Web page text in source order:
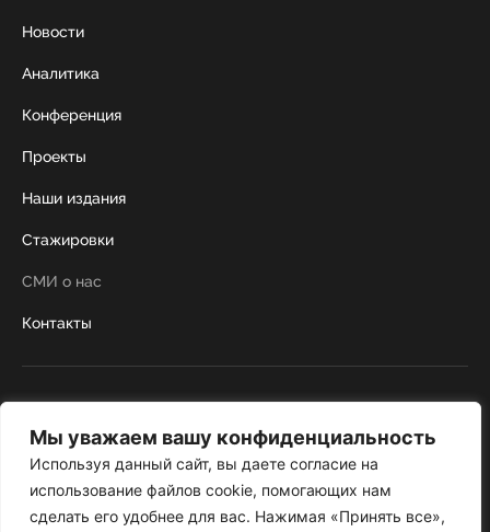
Мы уважаем вашу конфиденциальность
Используя данный сайт, вы даете согласие на
использование файлов cookie, помогающих нам
сделать его удобнее для вас. Нажимая «Принять все»,
Новости
Аналитика
Конференция
Проекты
Наши издания
Стажировки
СМИ о нас
Контакты
+7 495 252 67 88
institut@nicrus.ru